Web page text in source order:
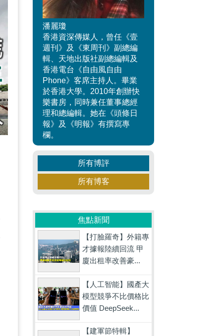
潘麗瓊
香港資深傳媒人，曾任《壹
週刊》及《東周刊》副總編
輯、天地出版社副總編輯及
香港電台《自由風自由
Phone》客席主持人。畢業
於香港大學。2010年創辦快
樂書房，同時兼任董事總經
理和總編輯。她在《頭條日
報》及《明報》有撰寫專
欄。
所有博評
所有博客
焦點新聞
【打臉羅奇】外籍專
才據報陸續回流 甲
廈出租率改善豪...
【人工智能】國產大
模型競爭不比價格比
價值 DeepSeek...
【建軍節特輯】